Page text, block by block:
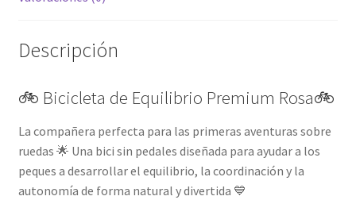
Descripción
🚲 Bicicleta de Equilibrio Premium Rosa🚲
La compañera perfecta para las primeras aventuras sobre
ruedas 🌟 Una bici sin pedales diseñada para ayudar a los
peques a desarrollar el equilibrio, la coordinación y la
autonomía de forma natural y divertida 💙